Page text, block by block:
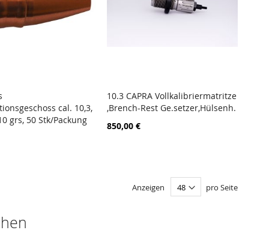
Warenkorb
ZUR
VERGLEICHSLISTE
HINZUFÜGEN
cal. 10,3,
grs, 50 Stk/Packung
In den Warenkorb
ZUR
10.3 CAPRA Vollkalibriermatritze
,Brench-Rest Ge.setzer,Hülsenh.
850,00 €
Anzeigen pro Seite